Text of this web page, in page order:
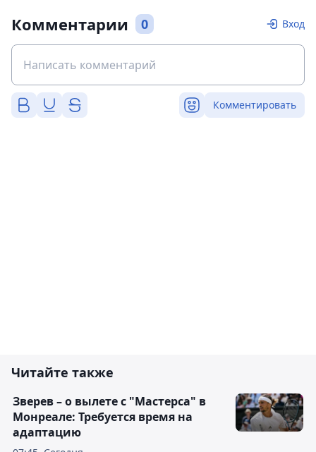
Комментарии 0 Вход
Комментировать
Читайте также
Зверев – о вылете с "Мастерса" в
Монреале: Требуется время на
адаптацию